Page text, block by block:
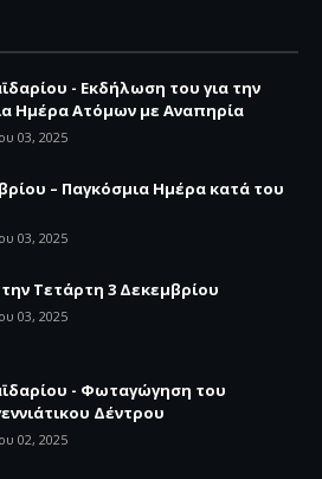
- Εκδήλωση του για την
Ημέρα Ατόμων με Αναπηρία
03, 2025
– Παγκόσμια Ημέρα κατά του
03, 2025
Τετάρτη 3 Δεκεμβρίου
03, 2025
- Φωταγώγηση του
Δέντρου
02, 2025